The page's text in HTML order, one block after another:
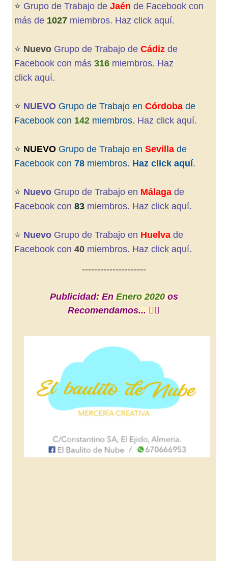
⭐️ Grupo de Trabajo de Jaén de Facebook con
más de 1027miembros. Haz click aquí.
⭐️ Nuevo Grupo de Trabajo de Cádiz de
Facebook con más 316miembros. Haz
click aquí.
⭐️ NUEVO Grupo de Trabajo en Córdobade
Facebook con 142miembros. Haz click aquí.
⭐️ NUEVO Grupo de Trabajo en Sevillade
Facebook con 78miembros. Haz click aquí.
⭐️ NuevoGrupo de Trabajo en Málagade
Facebook con 83miembros. Haz click aquí.
⭐️ NuevoGrupo de Trabajo en Huelvade
Facebook con 40miembros. Haz click aquí.
---------------------
Publicidad: En Enero 2020os
Recomendamos... 👇🏼